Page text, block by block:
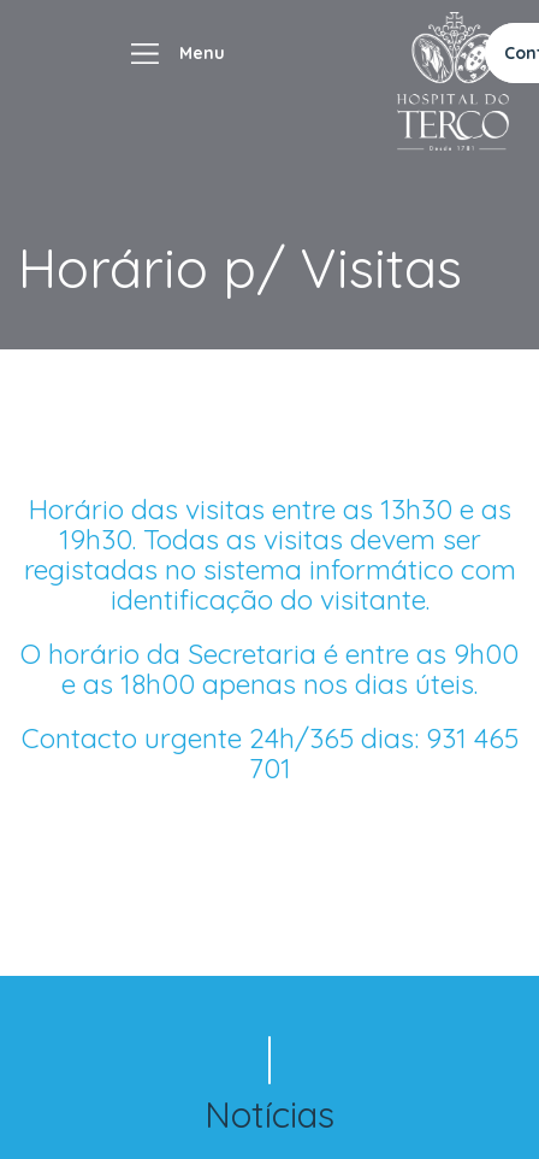
Horário p/ Visitas
Horário das visitas entre as 13h30 e as
19h30. Todas as visitas devem ser
registadas no sistema informático com
identificação do visitante.
O horário da Secretaria é entre as 9h00
e as 18h00 apenas nos dias úteis.
Contacto urgente 24h/365 dias: 931 465
701
Notícias